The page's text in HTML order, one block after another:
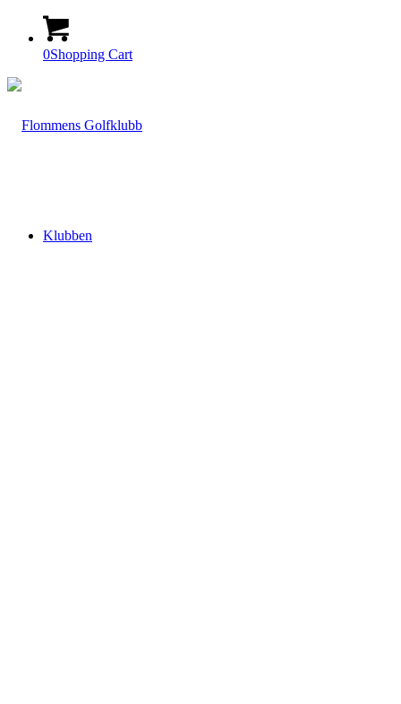
0Shopping Cart
Klubben